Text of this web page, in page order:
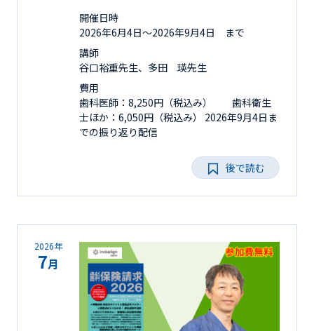
開催日時
2026年6月4日〜2026年9月4日 まで
講師
谷口裕重先生、多田 瑛先生
費用
歯科医師：8,250円（税込み） 歯科衛生
士ほか：6,050円（税込み） 2026年9月4日ま
での振り返り配信
後で読む
2026年
7月